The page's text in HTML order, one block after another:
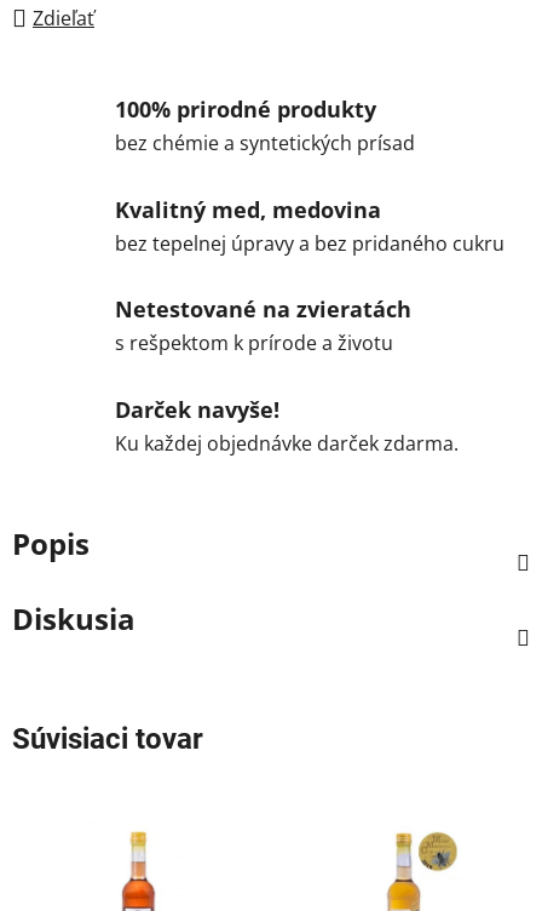
Zdieľať
100% prirodné produkty
bez chémie a syntetických prísad
Kvalitný med, medovina
bez tepelnej úpravy a bez pridaného cukru
Netestované na zvieratách
s rešpektom k prírode a životu
Darček navyše!
Ku každej objednávke darček zdarma.
Popis
Diskusia
Súvisiaci tovar